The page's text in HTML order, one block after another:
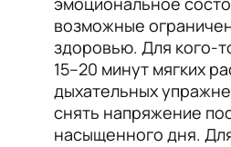
возможные
здоровью. Для кого-
15–20 минут мягких
дыхательных
снять напряжение
насыщенного дня.